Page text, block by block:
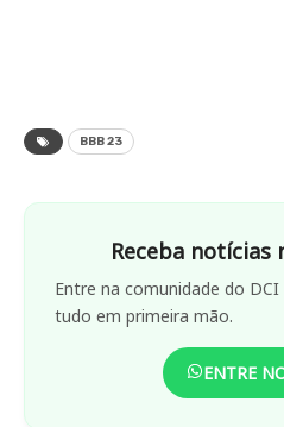
BBB 23
Receba notícias
Entre na comunidade do
tudo em primeira mão.
ENTRE